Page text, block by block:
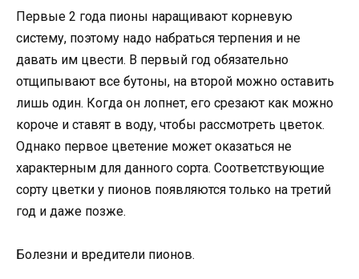
Первые 2 года пионы наращивают корневую
систему, поэтому надо набраться терпения и не
давать им цвести. В первый год обязательно
отщипывают все бутоны, на второй можно оставить
лишь один. Когда он лопнет, его срезают как можно
короче и ставят в воду, чтобы рассмотреть цветок.
Однако первое цветение может оказаться не
характерным для данного сорта. Соответствующие
сорту цветки у пионов появляются только на третий
год и даже позже.
Болезни и вредители пионов.